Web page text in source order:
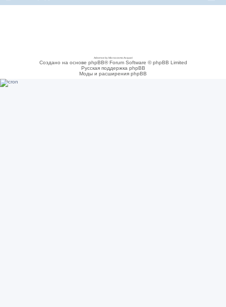
Adsense by Microcosmo Acquari
Создано на основе phpBB® Forum Software © phpBB Limited
Русская поддержка phpBB
Моды и расширения phpBB